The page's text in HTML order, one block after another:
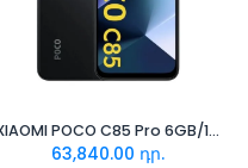
XIAOMI POCO C85 Pro 6GB/128GB Black
63,840.00 դր.